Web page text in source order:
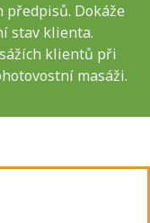
předpisů. Dokáže
stav klienta.
klientů při
masáži.